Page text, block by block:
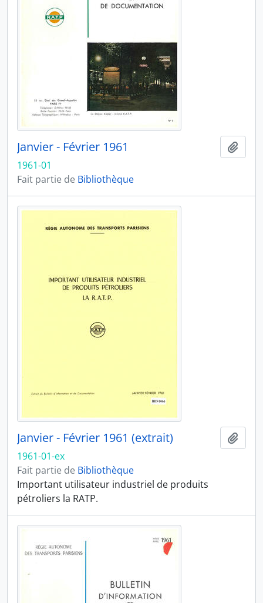
Janvier - Février 1961
1961-01
Fait partie de Bibliothèque
Janvier - Février 1961 (extrait)
1961-01-ex
Fait partie de Bibliothèque
Important utilisateur industriel de produits
pétroliers la RATP.